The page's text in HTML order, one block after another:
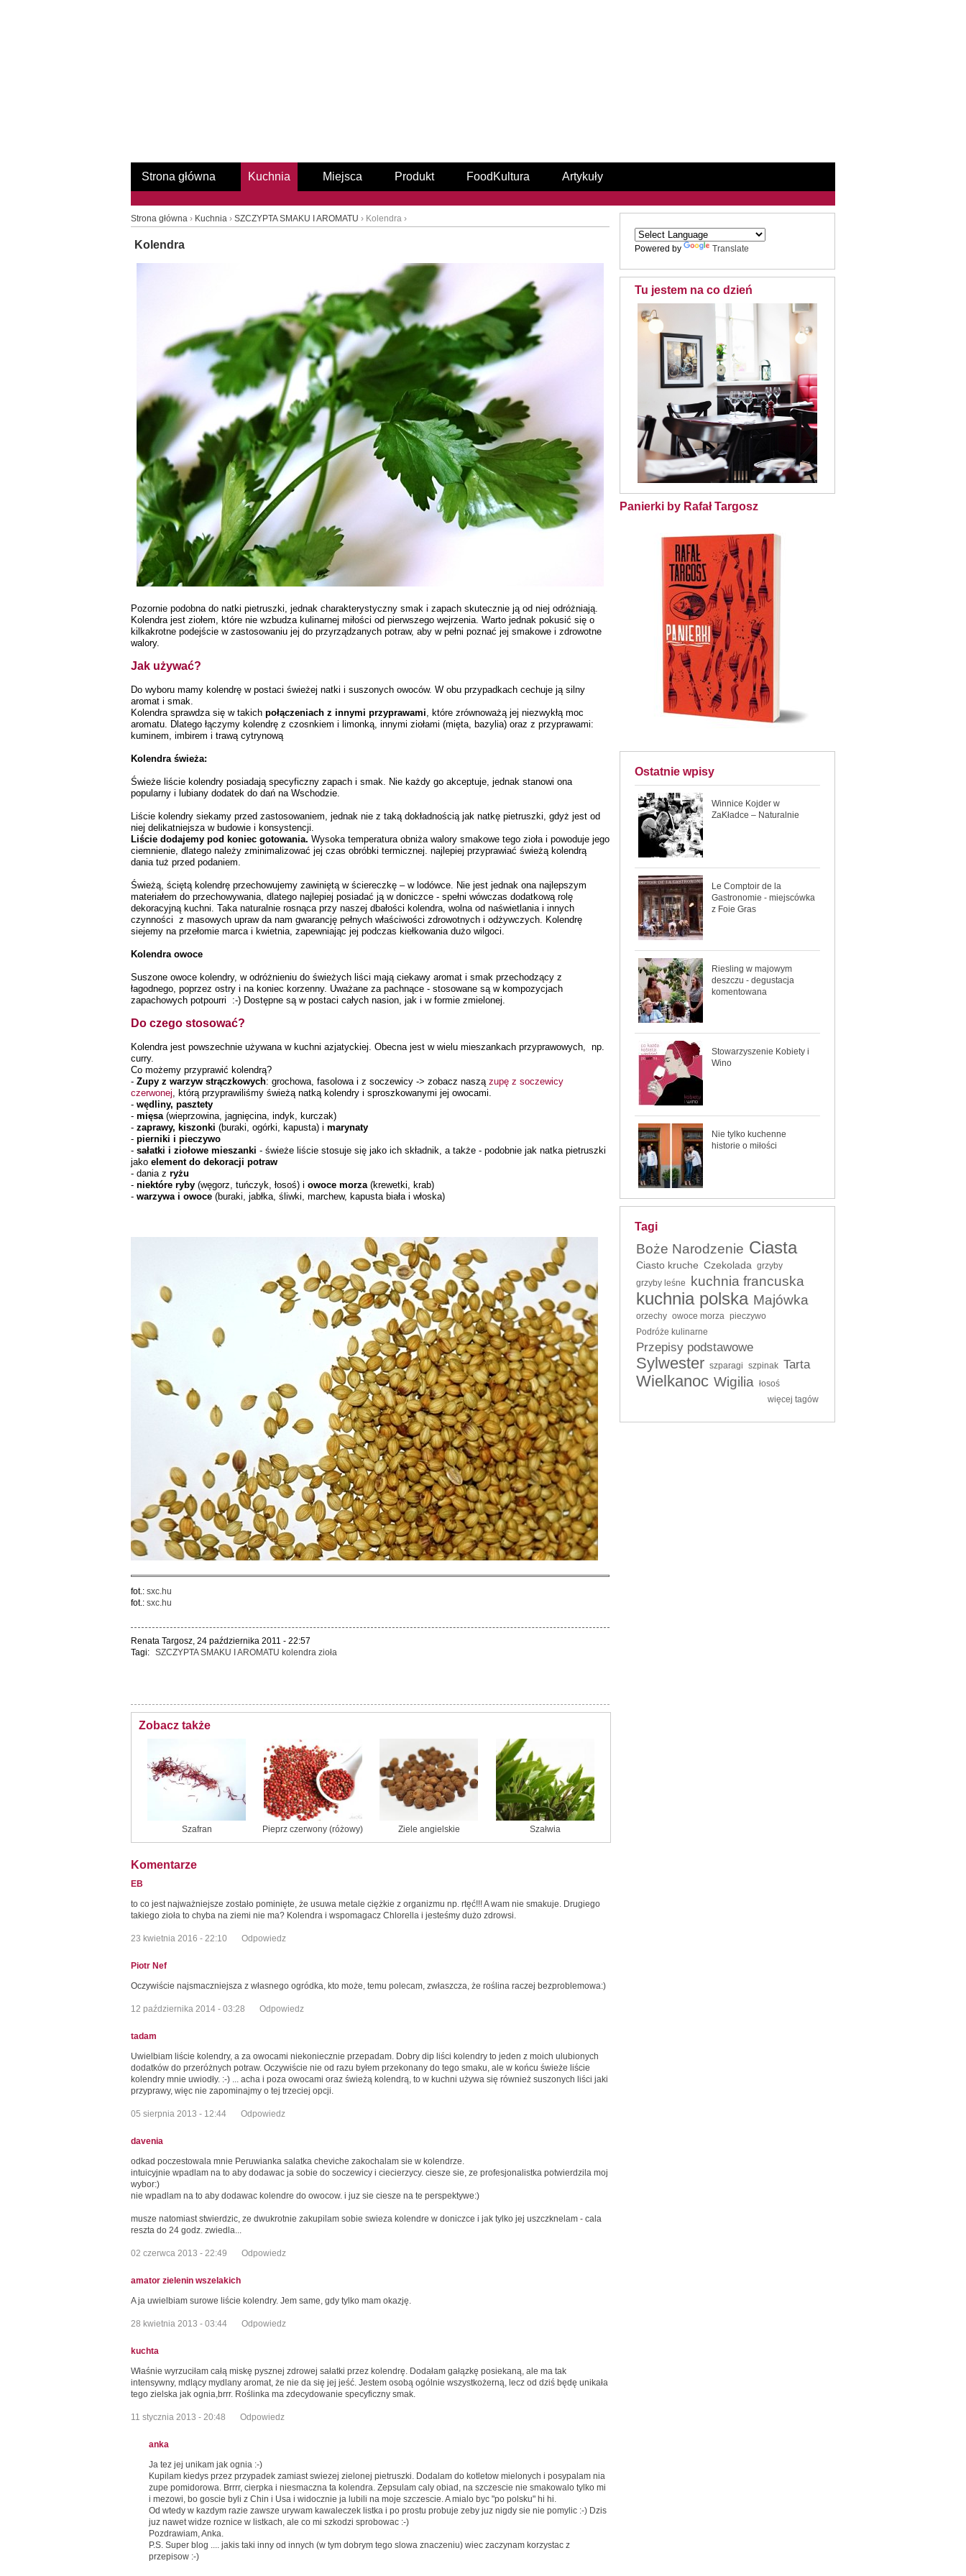
Strona główna Kuchnia Miejsca Produkt FoodKultura Artykuły
Strona główna › Kuchnia › SZCZYPTA SMAKU I AROMATU › Kolendra ›
Kolendra
Pozornie podobna do natki pietruszki, jednak charakterystyczny smak i zapach skutecznie ją od niej odróżniają.
Kolendra jest ziołem, które nie wzbudza kulinarnej miłości od pierwszego wejrzenia. Warto jednak pokusić się o
kilkakrotne podejście w zastosowaniu jej do przyrządzanych potraw, aby w pełni poznać jej smakowe i zdrowotne
walory.
Jak używać?
Do wyboru mamy kolendrę w postaci świeżej natki i suszonych owoców. W obu przypadkach cechuje ją silny
aromat i smak.
Kolendra sprawdza się w takich połączeniach z innymi przyprawami, które zrównoważą jej niezwykłą moc
aromatu. Dlatego łączymy kolendrę z czosnkiem i limonką, innymi ziołami (mięta, bazylia) oraz z przyprawami:
kuminem, imbirem i trawą cytrynową
Kolendra świeża:
Świeże liście kolendry posiadają specyficzny zapach i smak. Nie każdy go akceptuje, jednak stanowi ona
popularny i lubiany dodatek do dań na Wschodzie.
Liście kolendry siekamy przed zastosowaniem, jednak nie z taką dokładnością jak natkę pietruszki, gdyż jest od
niej delikatniejsza w budowie i konsystencji.
Liście dodajemy pod koniec gotowania. Wysoka temperatura obniża walory smakowe tego zioła i powoduje jego
ciemnienie, dlatego należy zminimalizować jej czas obróbki termicznej. najlepiej przyprawiać świeżą kolendrą
dania tuż przed podaniem.
Świeżą, ściętą kolendrę przechowujemy zawiniętą w ściereczkę – w lodówce. Nie jest jednak ona najlepszym
materiałem do przechowywania, dlatego najlepiej posiadać ją w doniczce - spełni wówczas dodatkową rolę
dekoracyjną kuchni. Taka naturalnie rosnąca przy naszej dbałości kolendra, wolna od naświetlania i innych
czynności z masowych upraw da nam gwarancję pełnych właściwości zdrowotnych i odżywczych. Kolendrę
siejemy na przełomie marca i kwietnia, zapewniając jej podczas kiełkowania dużo wilgoci.
Kolendra owoce
Suszone owoce kolendry, w odróżnieniu do świeżych liści mają ciekawy aromat i smak przechodzący z
łagodnego, poprzez ostry i na koniec korzenny. Uważane za pachnące - stosowane są w kompozycjach
zapachowych potpourri :-) Dostępne są w postaci całych nasion, jak i w formie zmielonej.
Do czego stosować?
Kolendra jest powszechnie używana w kuchni azjatyckiej. Obecna jest w wielu mieszankach przyprawowych, np.
curry.
Co możemy przyprawić kolendrą?
- Zupy z warzyw strączkowych: grochowa, fasolowa i z soczewicy -> zobacz naszą zupę z soczewicy
czerwonej, którą przyprawiliśmy świeżą natką kolendry i sproszkowanymi jej owocami.
- wędliny, pasztety
- mięsa(wieprzowina, jagnięcina, indyk, kurczak)
- zaprawy, kiszonki (buraki, ogórki, kapusta) i marynaty
- pierniki i pieczywo
- sałatki i ziołowe mieszanki - świeże liście stosuje się jako ich składnik, a także - podobnie jak natka pietruszki
jako element do dekoracji potraw
- dania z ryżu
- niektóre ryby (węgorz, tuńczyk, łosoś) i owoce morza(krewetki, krab)
- warzywa i owoce (buraki, jabłka, śliwki, marchew, kapusta biała i włoska)
fot.: sxc.hu
fot.: sxc.hu
Renata Targosz, 24 października 2011 - 22:57
Tagi: SZCZYPTA SMAKU I AROMATU kolendra zioła
Zobacz także
Szafran Pieprz czerwony (różowy) Ziele angielskie Szałwia
Komentarze
EB
to co jest najważniejsze zostało pominięte, że usuwa metale ciężkie z organizmu np. rtęć!!! A wam nie smakuje. Drugiego
takiego zioła to chyba na ziemi nie ma? Kolendra i wspomagacz Chlorella i jesteśmy dużo zdrowsi.
23 kwietnia 2016 - 22:10 Odpowiedz
Piotr Nef
Oczywiście najsmaczniejsza z własnego ogródka, kto może, temu polecam, zwłaszcza, że roślina raczej bezproblemowa:)
12 października 2014 - 03:28 Odpowiedz
tadam
Uwielbiam liście kolendry, a za owocami niekoniecznie przepadam. Dobry dip liści kolendry to jeden z moich ulubionych
dodatków do przeróżnych potraw. Oczywiście nie od razu byłem przekonany do tego smaku, ale w końcu świeże liście
kolendry mnie uwiodły. :-) ... acha i poza owocami oraz świeżą kolendrą, to w kuchni używa się również suszonych liści jaki
przyprawy, więc nie zapominajmy o tej trzeciej opcji.
05 sierpnia 2013 - 12:44 Odpowiedz
davenia
odkad poczestowala mnie Peruwianka salatka cheviche zakochalam sie w kolendrze.
intuicyjnie wpadlam na to aby dodawac ja sobie do soczewicy i ciecierzycy. ciesze sie, ze profesjonalistka potwierdzila moj
wybor:)
nie wpadlam na to aby dodawac kolendre do owocow. i juz sie ciesze na te perspektywe:)
musze natomiast stwierdzic, ze dwukrotnie zakupilam sobie swieza kolendre w doniczce i jak tylko jej uszczknelam - cala
reszta do 24 godz. zwiedla...
02 czerwca 2013 - 22:49 Odpowiedz
amator zielenin wszelakich
A ja uwielbiam surowe liście kolendry. Jem same, gdy tylko mam okazję.
28 kwietnia 2013 - 03:44 Odpowiedz
kuchta
Właśnie wyrzuciłam całą miskę pysznej zdrowej sałatki przez kolendrę. Dodałam gałązkę posiekaną, ale ma tak
intensywny, mdlący mydlany aromat, że nie da się jej jeść. Jestem osobą ogólnie wszystkożerną, lecz od dziś będę unikała
tego zielska jak ognia,brrr. Roślinka ma zdecydowanie specyficzny smak.
11 stycznia 2013 - 20:48 Odpowiedz
anka
Ja tez jej unikam jak ognia :-)
Kupilam kiedys przez przypadek zamiast swiezej zielonej pietruszki. Dodalam do kotletow mielonych i posypalam nia
zupe pomidorowa. Brrrr, cierpka i niesmaczna ta kolendra. Zepsulam caly obiad, na szczescie nie smakowalo tylko mi
i mezowi, bo goscie byli z Chin i Usa i widocznie ja lubili na moje szczescie. A mialo byc "po polsku" hi hi.
Od wtedy w kazdym razie zawsze urywam kawaleczek listka i po prostu probuje zeby juz nigdy sie nie pomylic :-) Dzis
juz nawet widze roznice w listkach, ale co mi szkodzi sprobowac :-)
Pozdrawiam, Anka.
P.S. Super blog .... jakis taki inny od innych (w tym dobrym tego slowa znaczeniu) wiec zaczynam korzystac z
przepisow :-)
Powered by Translate
Tu jestem na co dzień
Panierki by Rafał Targosz
Ostatnie wpisy
Winnice Kojder w
ZaKładce – Naturalnie
Le Comptoir de la
Gastronomie - miejscówka
z Foie Gras
Riesling w majowym
deszczu - degustacja
komentowana
Stowarzyszenie Kobiety i
Wino
Nie tylko kuchenne
historie o miłości
Tagi
Boże Narodzenie Ciasta
Ciasto kruche Czekolada grzyby
grzyby leśne
kuchnia francuska
kuchnia polska Majówka
orzechy owoce morza pieczywo
Podróże kulinarne
Przepisy podstawowe
Sylwester szparagi szpinak Tarta
Wielkanoc Wigilia łosoś
więcej tagów